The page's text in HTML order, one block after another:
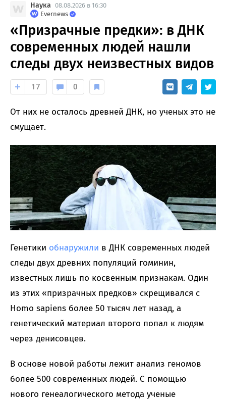
Наука 08.08.2026 в 16:30
Evernews
«Призрачные предки»: в ДНК
современных людей нашли
следы двух неизвестных видов
17 0
От них не осталось древней ДНК, но ученых это не
смущает.
Генетики обнаружили в ДНК современных людей
следы двух древних популяций гоминин,
известных лишь по косвенным признакам. Один
из этих «призрачных предков» скрещивался с
Homo sapiens более 50 тысяч лет назад, а
генетический материал второго попал к людям
через денисовцев.
В основе новой работы лежит анализ геномов
более 500 современных людей. С помощью
нового генеалогического метода ученые